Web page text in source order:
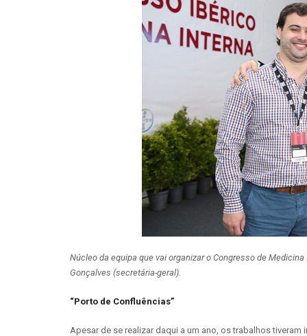
Núcleo da equipa que vai organizar o Congresso de
Gonçalves (secretária-geral).
“Porto de Confluências”
Apesar de se realizar daqui a um ano, os trabalhos